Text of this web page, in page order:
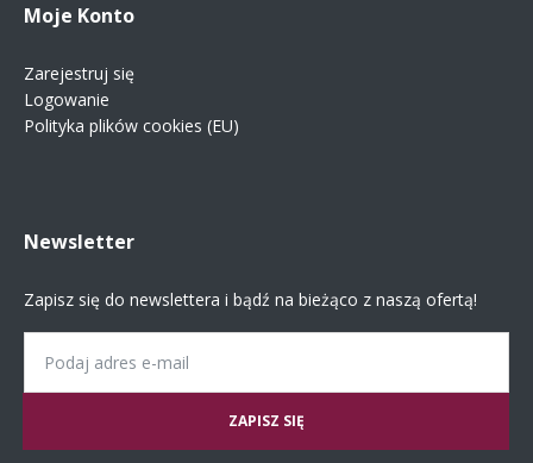
Moje Konto
Zarejestruj się
Logowanie
Polityka plików cookies (EU)
Newsletter
Zapisz się do newslettera i bądź na bieżąco z naszą ofertą!